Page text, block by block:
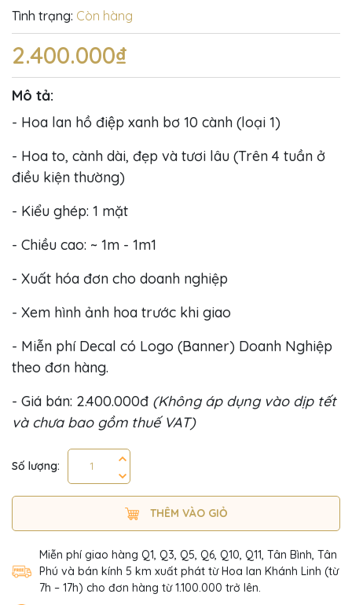
Tình trạng: Còn hàng
2.400.000₫
Mô tả:
- Hoa lan hồ điệp xanh bơ 10 cành (loại 1)
- Hoa to, cành dài, đẹp và tươi lâu (Trên 4 tuần ở
điều kiện thường)
- Kiểu ghép: 1 mặt
- Chiều cao: ~ 1m - 1m1
- Xuất hóa đơn cho doanh nghiệp
- Xem hình ảnh hoa trước khi giao
- Miễn phí Decal có Logo (Banner) Doanh Nghiệp
theo đơn hàng.
- Giá bán: 2.400.000đ (Không áp dụng vào dịp tết
và chưa bao gồm thuế VAT)
Số lượng:
THÊM VÀO GIỎ
Miễn phí giao hàng Q1, Q3, Q5, Q6, Q10, Q11, Tân Bình, Tân
Phú và bán kính 5 km xuất phát từ Hoa lan Khánh Linh (từ
7h – 17h) cho đơn hàng từ 1.100.000 trở lên.